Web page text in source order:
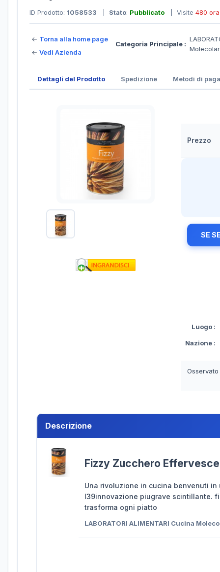
ID Prodotto: 1058533 Stato: Pubblicato | Visite 480 ora
← Torna alla home page
← Vedi Azienda
Categoria Principale :
Dettagli del Prodotto Spedizione Metodi di
Prezzo
SE
Luogo :
Nazione :
Descrizione
Fizzy Zucchero
Una rivoluzione in cucina benvenuti
l39innovazione piugrave scintillante.
trasforma ogni piatto
LABORATORI ALIMENTARI Cucina